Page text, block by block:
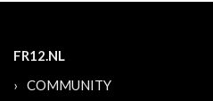
FR12.NL
COMMUNITY